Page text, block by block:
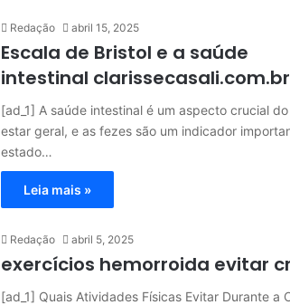
Redação abril 15, 2025
Escala de Bristol e a saúde
intestinal clarissecasali.com.br
[ad_1] A saúde intestinal é um aspecto crucial
estar geral, e as fezes são um indicador
estado…
Leia mais »
Redação abril 5, 2025
exercícios hemorroida evitar
[ad_1] Quais Atividades Físicas Evitar Durante a